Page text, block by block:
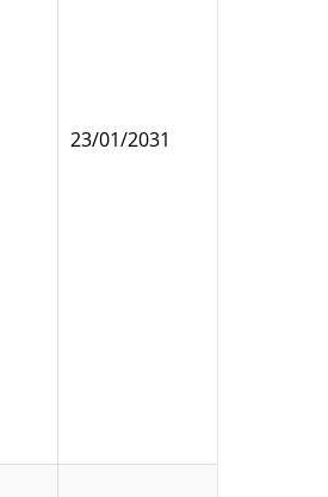
23/01/2031